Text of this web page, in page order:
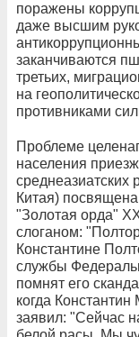
поражены
даже высшим
заканчиваются
третьих,
на
противниками
Проблеме
населения
среднеазиатских
Китая)
"Золотая орда"
слоганом:
Константине
службы
помнят его
когда
заявил: "Сейчас